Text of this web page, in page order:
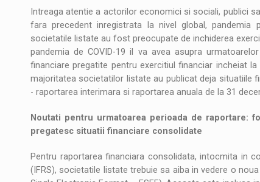
Intreaga atentie a actorilor economici si sociali, publici
fara precedent inregistrata la nivel global, pandemia
societatile listate au fost preocupate de inchiderea
pandemia de COVID-19 il va avea asupra
financiare pregatite pentru exercitiul financiar incheiat
majoritatea societatilor listate au publicat deja situatiile
- raportarea interimara si raportarea anuala de la 31
Noutati pentru urmatoarea perioada de raportare:
pregatesc situatii financiare consolidate
Pentru raportarea financiara consolidata, intocmita in
(IFRS), societatile listate trebuie sa aiba in vedere o